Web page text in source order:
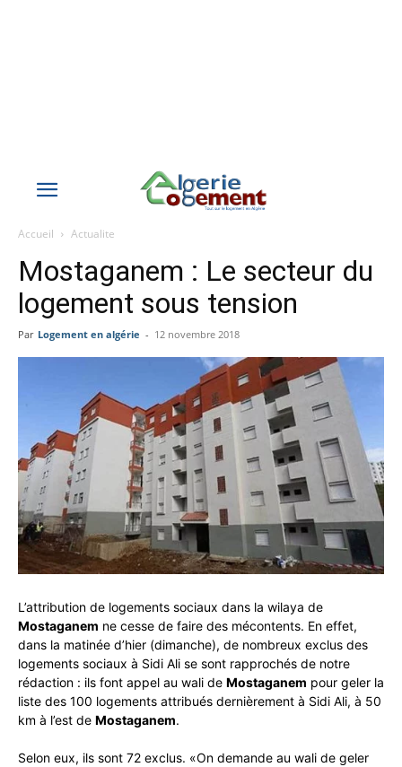
Accueil Actualite
Mostaganem : Le secteur du
logement sous tension
Par Logement en algérie - 12 novembre 2018
L’attribution de logements sociaux dans la wilaya de
Mostaganem ne cesse de faire des mécontents. En effet,
dans la matinée d’hier (dimanche), de nombreux exclus des
logements sociaux à Sidi Ali se sont rapprochés de notre
rédaction : ils font appel au wali de Mostaganem pour geler la
liste des 100 logements attribués dernièrement à Sidi Ali, à 50
km à l’est de Mostaganem.
Selon eux, ils sont 72 exclus. «On demande au wali de geler